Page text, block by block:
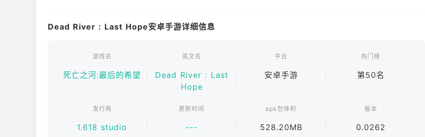
搜寻废弃的小木屋、教堂以及山地前哨站，从中获取武器、弹药和食物。修复无线电塔，抢修废弃车辆，并解锁山谷
升级你的武器、防具以及各类生存装备。利用在野外搜集到的材料来修复工具、提升火力，从而在不断进化的受感染
Dead River : Last Hope安卓手游详细信息
游戏名
死亡之河:最后的希望
英文名
Dead River : Last
Hope
平台
安卓手游
热门榜
第50名
发行商
1.618 studio
更新时间
---
apk包体积
528.20MB
版本
0.0262